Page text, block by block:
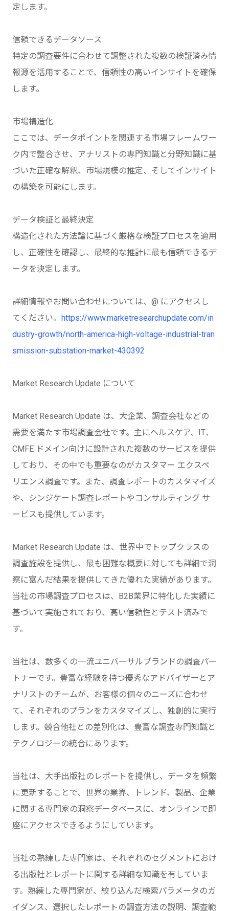
定します。
信頼できるデータソース
特定の調査要件に合わせて調整された複数の検証済み情
報源を活用することで、信頼性の高いインサイトを確保
します。
市場構造化
ここでは、データポイントを関連する市場フレームワー
ク内で整合させ、アナリストの専門知識と分野知識に基
づいた正確な解釈、市場規模の推定、そしてインサイト
の構築を可能にします。
データ検証と最終決定
構造化された方法論に基づく厳格な検証プロセスを適用
し、正確性を確認し、最終的な推計に最も信頼できるデ
ータを決定します。
詳細情報やお問い合わせについては、@ にアクセスし
てください。 https://www.marketresearchupdate.com/in
dustry-growth/north-america-high-voltage-industrial-tran
smission-substation-market-430392
Market Research Update について
Market Research Update は、大企業、調査会社などの
需要を満たす市場調査会社です。主にヘルスケア、IT、
CMFE ドメイン向けに設計された複数のサービスを提供
しており、その中でも重要なのがカスタマー エクスペ
リエンス調査です。また、調査レポートのカスタマイズ
や、シンジケート調査レポートやコンサルティング サ
ービスも提供しています。
Market Research Update は、世界中でトップクラスの
調査施設を提供し、最も困難な概要に対しても詳細で洞
察に富んだ結果を提供してきた優れた実績があります。
当社の市場調査プロセスは、B2B業界に特化した実績に
基づいて実施されており、高い信頼性とテスト済みで
す。
当社は、数多くの一流ユニバーサルブランドの調査パー
トナーです。豊富な経験を持つ優秀なアドバイザーとア
ナリストのチームが、お客様の個々のニーズに合わせ
て、それぞれのプランをカスタマイズし、独創的に実行
します。競合他社との差別化は、豊富な調査専門知識と
テクノロジーの統合にあります。
当社は、大手出版社のレポートを提供し、データを頻繁
に更新することで、世界の業界、トレンド、製品、企業
に関する専門家の洞察データベースに、オンラインで即
座にアクセスできるようにしています。
当社の熟練した専門家は、それぞれのセグメントにおけ
る出版社とレポートに関する詳細な知識を有していま
す。熟練した専門家が、絞り込んだ検索パラメータのガ
イダンス、選択したレポートの調査方法の説明、調査範